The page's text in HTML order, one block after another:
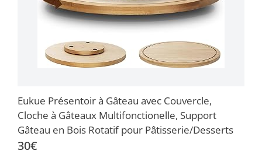
Eukue Présentoir à Gâteau avec Couvercle,
Cloche à Gâteaux Multifonctionelle, Support
Gâteau en Bois Rotatif pour Pâtisserie/Desserts
30€